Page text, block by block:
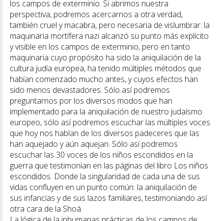
los campos de exterminio. Si abrimos nuestra
perspectiva, podremos acercarnos a otra verdad,
también cruel y macabra, pero necesaria de vislumbrar: la
maquinaria mortífera nazi alcanzó su punto más explícito
y visible en los campos de exterminio, pero en tanto
maquinaria cuyo propósito ha sido la aniquilación de la
cultura judía europea, ha tenido múltiples métodos que
habían comenzado mucho antes, y cuyos efectos han
sido menos devastadores. Sólo así podremos
preguntarnos por los diversos modos que han
implementado para la aniquilación de nuestro judaísmo
europeo, sólo así podremos escuchar las múltiples voces
que hoy nos hablan de los diversos padeceres que las
han aquejado y aún aquejan. Sólo así podremos
escuchar las 30 voces de los niños escondidos en la
guerra que testimonian en las páginas del libro Los niños
escondidos. Donde la singularidad de cada una de sus
vidas confluyen en un punto común: la aniquilación de
sus infancias y de sus lazos familiares, testimoniando así
otra cara de la Shoá.